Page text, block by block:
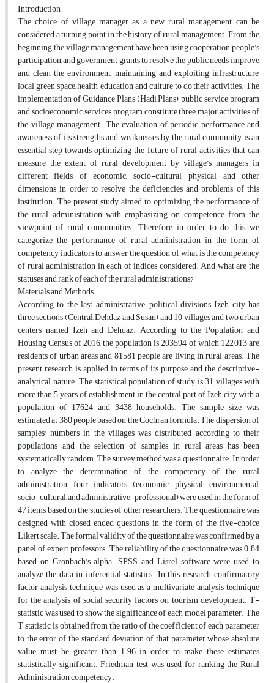
Introduction
The choice of village manager as a new rural management can be
considered a turning point in the history of rural management. From the
beginning, the village management have been using cooperation, people's
participation, and government grants to resolve the public needs, improve
and clean the environment, maintaining and exploiting infrastructure,
local green space, health, education and culture to do their activities. The
implementation of Guidance Plans (Hadi Plans), public service program
and socioeconomic services program constitute three major activities of
the village management. The evaluation of periodic performance and
awareness of its strengths and weaknesses by the rural community is an
essential step towards optimizing the future of rural activities that can
measure the extent of rural development by village’s managers in
different fields of economic, socio-cultural, physical and other
dimensions in order to resolve the deficiencies and problems of this
institution. The present study aimed to optimizing the performance of
the rural administration with emphasizing on competence from the
viewpoint of rural communities. Therefore, in order to do this, we
categorize the performance of rural administration in the form of
competency indicators to answer the question of what is the competency
of rural administration in each of indices considered. And what are the
statuses and rank of each of the rural administrations?
Materials and Methods
According to the last administrative-political divisions Izeh city has
three sections (Central, Dehdaz and Susan) and 10 villages and two urban
centers named Izeh and Dehdaz. According to the Population and
Housing Census of 2016, the population is 203594, of which 122,013 are
residents of urban areas and 81581 people are living in rural areas. The
present research is applied in terms of its purpose and the descriptive-
analytical nature. The statistical population of study is 31 villages with
more than 5 years of establishment in the central part of Izeh city with a
population of 17624 and 3438 households. The sample size was
estimated at 380 people based on the Cochran formula. The dispersion of
samples' numbers in the villages was distributed according to their
populations and the selection of samples in rural areas has been
systematically random. The survey method was a questionnaire. In order
to analyze the determination of the competency of the rural
administration, four indicators (economic, physical, environmental,
socio-cultural, and administrative-professional) were used in the form of
47 items based on the studies of other researchers. The questionnaire was
designed with closed ended questions in the form of the five-choice
Likert scale. The formal validity of the questionnaire was confirmed by a
panel of expert professors. The reliability of the questionnaire was 0.84
based on Cronbach's alpha. SPSS and Lisrel software were used to
analyze the data in inferential statistics. In this research, confirmatory
factor analysis technique was used as a multivariate analysis technique
for the analysis of social security factors on tourism development. T-
statistic was used to show the significance of each model parameter. The
T statistic is obtained from the ratio of the coefficient of each parameter
to the error of the standard deviation of that parameter whose absolute
value must be greater than 1.96 in order to make these estimates
statistically significant. Friedman test was used for ranking the Rural
Administration competency.